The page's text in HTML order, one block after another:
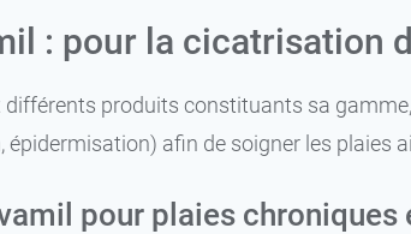
: pour la cicatrisation
différents produits constituants sa gamme,
épidermisation) afin de soigner les plaies
pour plaies chroniques